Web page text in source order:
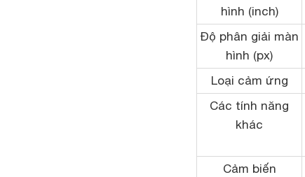
hình (inch)
Độ phân giải màn
hình (px)
Loại cảm ứng
Các tính năng
khác
Cảm biến